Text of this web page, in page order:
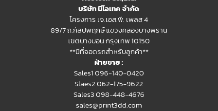
บริษัท นีโอเทค จำกัด
โครงการ เจ.เอส.พี. เพลส 4
89/7 ถ.กัลปพฤกษ์ แขวงคลองบางพราน
เขตบางบอน กรุงเทพ 10150
**มีที่จอดรถสำหรับลูกค้า**
ฝ่ายขาย :
Sales1 096-140-0420
Slaes2062-175-9622
Sales3 098-448-4676
sales@print3dd.com